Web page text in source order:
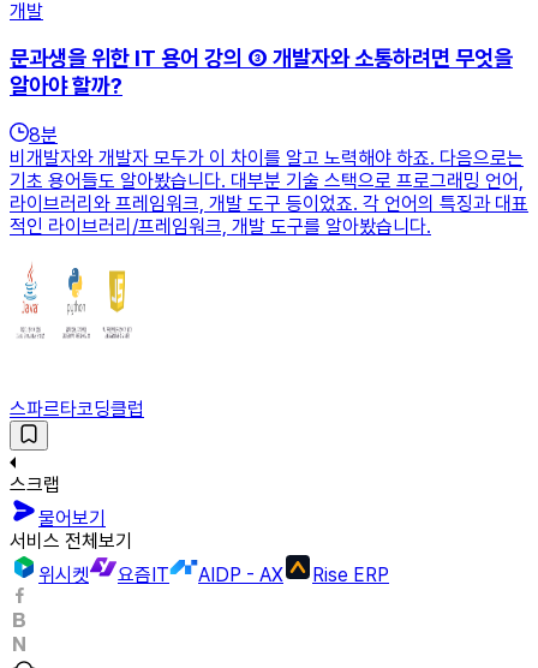
개발
문과생을 위한 IT 용어 강의 ③ 개발자와 소통하려면 무엇을
알아야 할까?
8분
비개발자와 개발자 모두가 이 차이를 알고 노력해야 하죠. 다음으로는
기초 용어들도 알아봤습니다. 대부분 기술 스택으로 프로그래밍 언어,
라이브러리와 프레임워크, 개발 도구 등이었죠. 각 언어의 특징과 대표
적인 라이브러리/프레임워크, 개발 도구를 알아봤습니다.
스파르타코딩클럽
스크랩
물어보기
서비스 전체보기
위시켓
요즘IT AIDP - AX Rise ERP